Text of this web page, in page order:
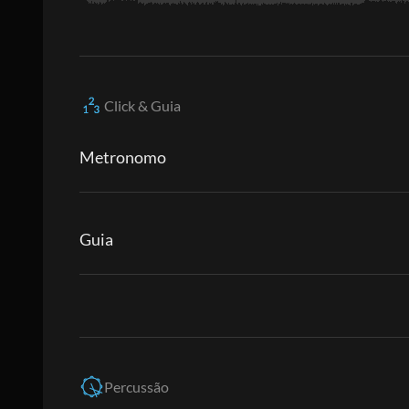
Click & Guia
Metronomo
Guia
Percussão